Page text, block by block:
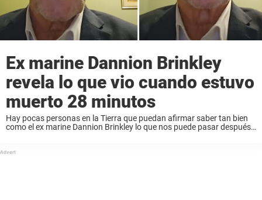
Ex marine Dannion Brinkley
revela lo que vio cuando estuvo
muerto 28 minutos
Hay pocas personas en la Tierra que puedan afirmar saber tan bien
como el ex marine Dannion Brinkley lo que nos puede pasar después